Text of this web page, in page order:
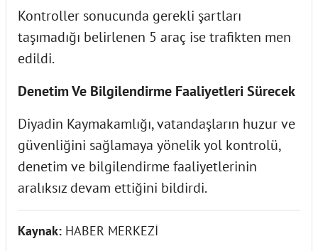
Kontroller sonucunda gerekli şartları
taşımadığı belirlenen 5 araç ise trafikten men
edildi.
Denetim Ve Bilgilendirme Faaliyetleri Sürecek
Diyadin Kaymakamlığı, vatandaşların huzur ve
güvenliğini sağlamaya yönelik yol kontrolü,
denetim ve bilgilendirme faaliyetlerinin
aralıksız devam ettiğini bildirdi.
Kaynak: HABER MERKEZİ